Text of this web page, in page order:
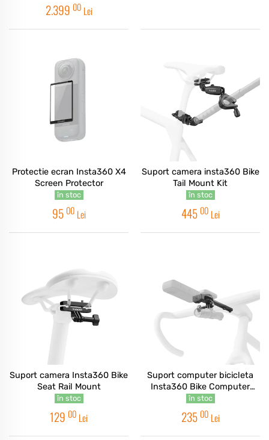
2.399 00 Lei
Protectie ecran Insta360 X4
Screen Protector
în stoc
95 00 Lei
Suport camera insta360 Bike
Tail Mount Kit
în stoc
445 00 Lei
Suport camera Insta360 Bike
Seat Rail Mount
în stoc
129 00 Lei
Suport computer bicicleta
Insta360 Bike Computer
Mount Integrated
Handlebars
în stoc
235 00 Lei